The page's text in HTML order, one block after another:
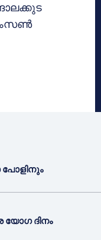
പോളിനും
യോഗ ദിനം